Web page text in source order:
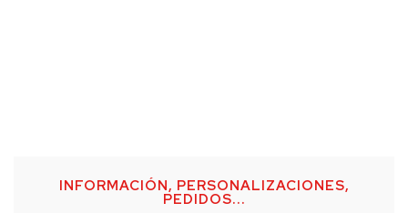
INFORMACIÓN, PERSONALIZACIONES,
PEDIDOS...